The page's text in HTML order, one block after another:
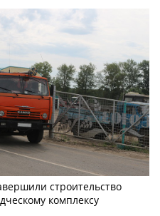
строительство
комплексу